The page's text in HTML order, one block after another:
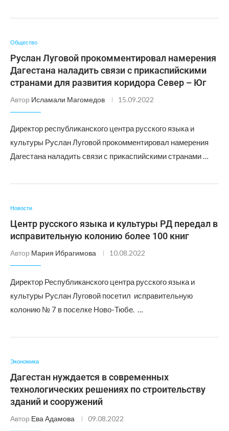
Общество
Руслан Луговой прокомментировал намерения
Дагестана наладить связи с прикаспийскими
странами для развития коридора Север – Юг
Автор Исламали Магомедов 15.09.2022
Директор республиканского центра русского языка и
культуры Руслан Луговой прокомментировал намерения
Дагестана наладить связи с прикаспийскими странами …
Новости
Центр русского языка и культуры РД передал в
исправительную колонию более 100 книг
Автор Мария Ибрагимова 10.08.2022
Директор Республиканского центра русского языка и
культуры Руслан Луговой посетил исправительную
колонию № 7 в поселке Ново-Тюбе. …
Экономика
Дагестан нуждается в современных
технологических решениях по строительству
зданий и сооружений
Автор Ева Адамова 09.08.2022